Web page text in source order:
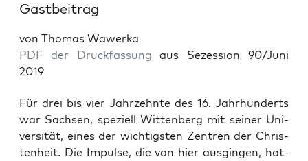
Gastbeitrag
von Thomas Wawerka
PDF der Druckfassung aus Sezession 90/Juni
2019
Für drei bis vier Jahr­zehn­te des 16. Jahr­hun­derts
war Sach­sen, spe­zi­ell Wit­ten­berg mit sei­ner Uni­
ver­si­tät, eines der wich­tigs­ten Zen­tren der Chris­
ten­heit. Die Impul­se, die von hier aus­gin­gen, hat­